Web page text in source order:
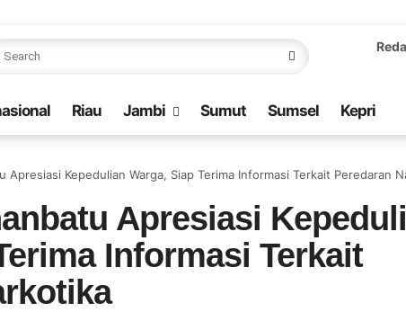
Riau Jambi Sumut Sumsel Kepri
Apresiasi Kepedulian Warga, Siap Terima Informasi Terkait Peredaran
Apresiasi
Informasi Terkait